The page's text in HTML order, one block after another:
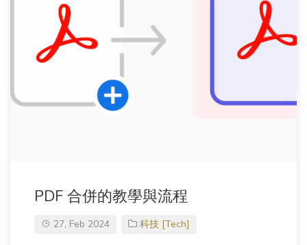
PDF 合併的教學與流程
27, Feb 2024 科技 [Tech]